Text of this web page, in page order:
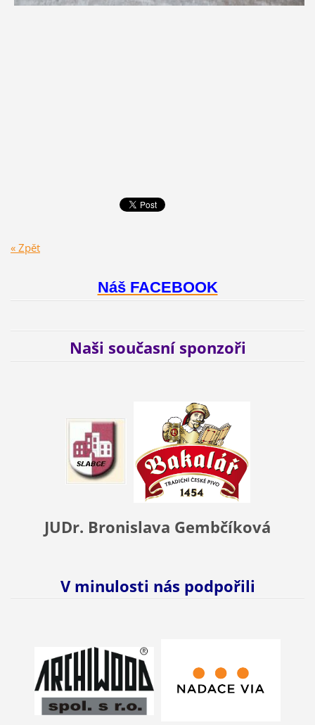
« Zpět
Náš FACEBOOK
Naši současní sponzoři
JUDr. Bronislava Gembčíková
V minulosti nás podpořili